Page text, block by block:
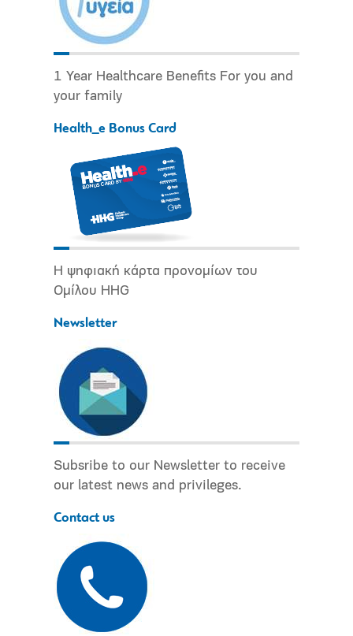
1 Year Healthcare Benefits For you and
your family
Health_e Bonus Card
Η ψηφιακή κάρτα προνομίων του
Ομίλου HHG
Newsletter
Subsribe to our Newsletter to receive
our latest news and privileges.
Contact us